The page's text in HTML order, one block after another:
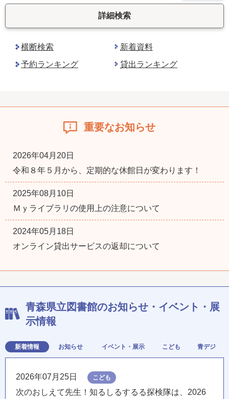
詳細検索
横断検索
新着資料
予約ランキング
貸出ランキング
重要なお知らせ
2026年04月20日
令和８年５月から、定期的な休館日が変わります！
2025年08月10日
Ｍｙライブラリの使用上の注意について
2024年05月18日
オンライン貸出サービスの返却について
青森県立図書館のお知らせ・イベント・展
示情報
新着情報 お知らせ イベント・展示 こども 青デジ
2026年07月25日 こども
次のおしえて先生！知るしるするる探検隊は、2026